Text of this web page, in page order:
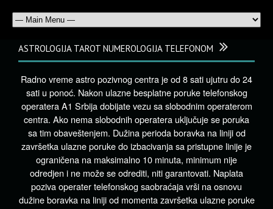
ASTROLOGIJA TAROT NUMEROLOGIJA TELEFONOM
Radno vreme astro pozivnog centra je od 8 sati ujutru do 24
sati u ponoć. Nakon ulazne besplatne poruke telefonskog
operatera A1 Srbija dobijate vezu sa slobodnim operaterom
centra. Ako nema slobodnih operatera uključuje se poruka
sa tim obaveštenjem. Dužina perioda boravka na liniji od
završetka ulazne poruke do izbacivanja sa pristupne linije je
ograničena na maksimalno 10 minuta, minimum nije
odredjen i ne može se odrediti, niti garantovati. Naplata
poziva operater telefonskog saobraćaja vrši na osnovu
dužine boravka na liniji od momenta završetka ulazne poruke